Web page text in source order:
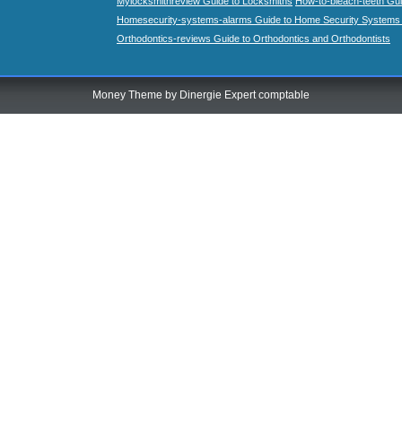
Homesecurity-systems-alarms Guide to Home Security Systems
Orthodontics-reviews Guide to Orthodontics and Orthodontists
Money Theme by Dinergie Expert comptable